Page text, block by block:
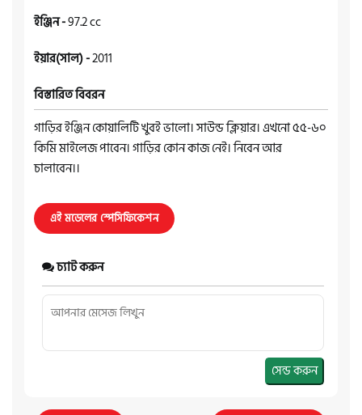
ইঞ্জিন -97.2 cc
ইয়ার(সাল) -2011
বিস্তারিত বিবরন
গাড়ির ইঞ্জিন কোয়ালিটি খুবই ভালো। সাউন্ড ক্লিয়ার। এখনো ৫৫-৬০
কিমি মাইলেজ পাবেন। গাড়ির কোন কাজ নেই। নিবেন আর
চালাবেন।।
এই মডেলের স্পেসিফিকেশন
চ্যাট করুন
সেন্ড করুন